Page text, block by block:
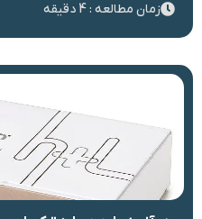
زمان مطالعه : 4 دقیقه